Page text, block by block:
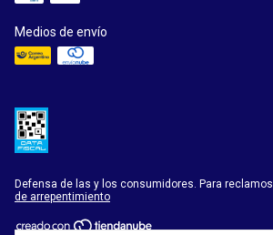
Medios de envío
Defensa de las y los consumidores. Para reclamos
de arrepentimiento